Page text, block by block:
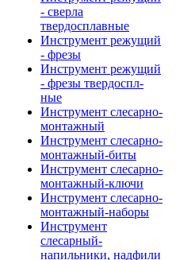
- сверла
твердосплавные
Инструмент режущий
- фрезы
Инструмент режущий
- фрезы твердоспл-
ные
Инструмент слесарно-
монтажный
Инструмент слесарно-
монтажный-биты
Инструмент слесарно-
монтажный-ключи
Инструмент слесарно-
монтажный-наборы
Инструмент
слесарный-
напильники, надфили